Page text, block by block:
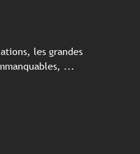
les grandes
...